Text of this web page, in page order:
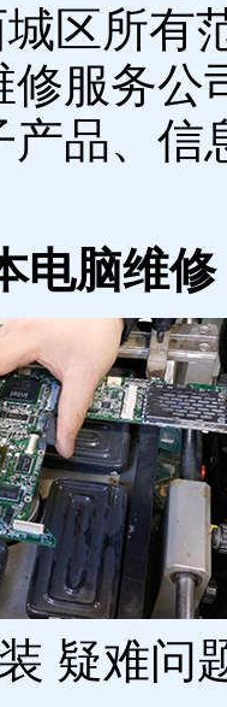
区所有
修服务公
产品、信
电脑维修
疑难问